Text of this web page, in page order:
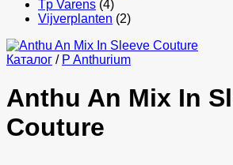
Tp Varens (4)
Vijverplanten (2)
Каталог / P Anthurium
Anthu An Mix In
Couture